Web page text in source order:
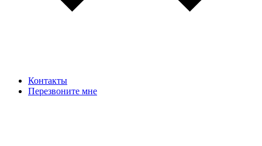
Контакты
Перезвоните мне